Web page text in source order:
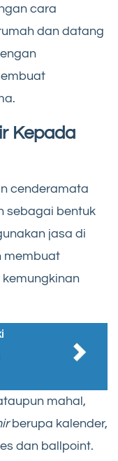
cara
dan datang
Kepada
cenderamata
sebagai bentuk
jasa di
membuat
mahal,
berupa kalender,
dan ballpoint.